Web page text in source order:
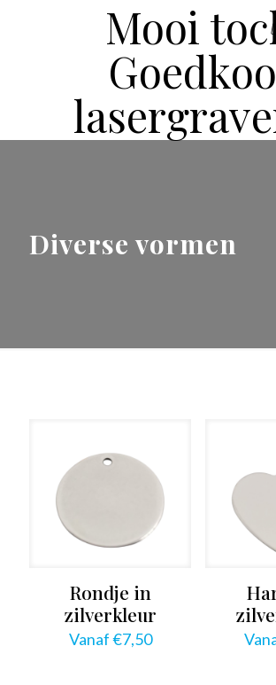
Mooi
Diverse vormen
Rondje in
zilverkleur
Vanaf€7,50